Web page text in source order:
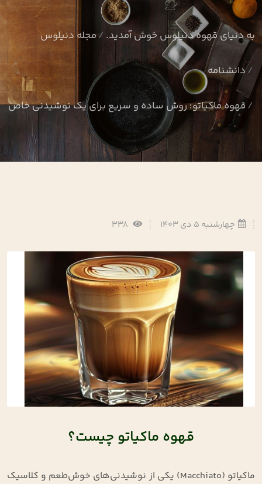
به دنیای قهوه دنیلوس خوش آمدید. مجله دنیلوس
دانشنامه
قهوه ماکیاتو؛ روش ساده و سریع برای یک نوشیدنی خاص
چهارشنبه 5 دی 1403
قهوه ماکیاتو چیست؟
ماکیاتو (Macchiato) یکی از نوشیدنی‌های خوش‌طعم و کلاسیک